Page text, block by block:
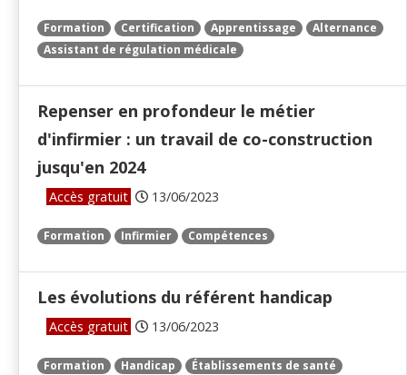
Formation Certification Apprentissage
Alternance
Assistant de régulation médicale
Repenser en profondeur le métier
d'infirmier : un travail de co-construction
jusqu'en 2024
Accès gratuit 13/06/2023
Formation Infirmier Compétences
Les évolutions du référent handicap
Accès gratuit 13/06/2023
Formation Handicap
Établissements de santé